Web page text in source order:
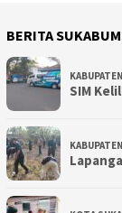
BERITA
SIM